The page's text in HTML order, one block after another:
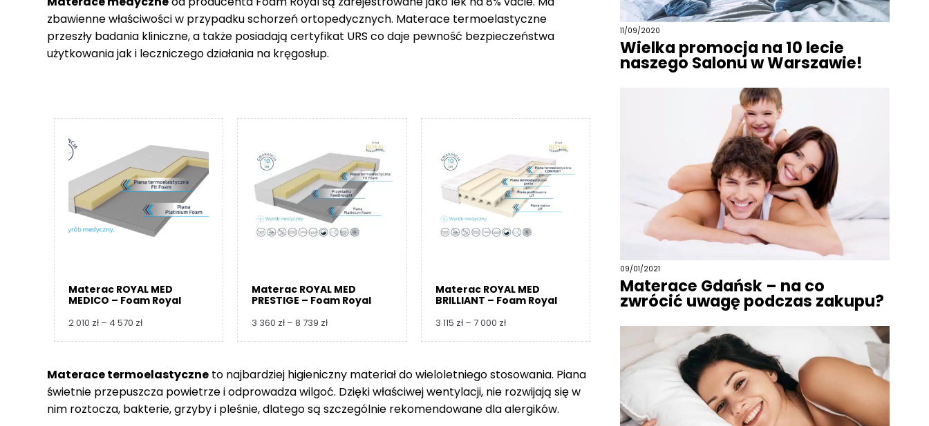
219 zł
do
5
279 zł
229 zł
do
2
030 zł
do
8
zbawienne właściwości w przypadku schorzeń ortopedycznych. Materace termoelastyczne
przeszły badania kliniczne, a także posiadają certyfikat URS co daje pewność bezpieczeństwa
użytkowania jak i leczniczego działania na kręgosłup.
Materac ROYAL MED
MEDICO – Foam Royal
2 010 zł – 4 570 złZakres
010 zł
do
4
Materac ROYAL MED
PRESTIGE – Foam Royal
3 360 zł – 8 739 złZakres
360 zł
do
8
Materac ROYAL MED
BRILLIANT – Foam Royal
3 115 zł – 7 000 złZakres
115 zł
do
7
000 zł
Materace termoelastyczneto najbardziej higieniczny materiał do wieloletniego stosowania. Piana
świetnie przepuszcza powietrze i odprowadza wilgoć. Dzięki właściwej wentylacji, nie rozwijają się w
nim roztocza, bakterie, grzyby i pleśnie, dlatego są szczególnie rekomendowane dla alergików.
11/09/2020
Wielka promocja na 10 lecie
naszego Salonu w Warszawie!
09/01/2021
Materace Gdańsk – na co
zwrócić uwagę podczas zakupu?